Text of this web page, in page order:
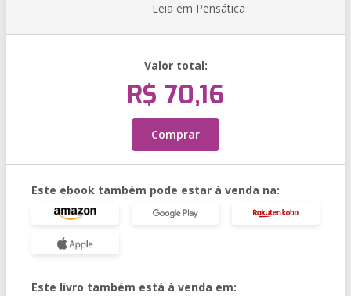
Leia em Pensática
Valor total:
R$ 70,16
Comprar
Este ebook também pode estar à venda na:
Este livro também está à venda em: